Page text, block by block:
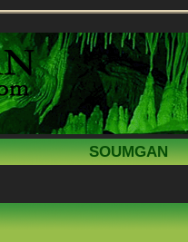
SOUMGAN